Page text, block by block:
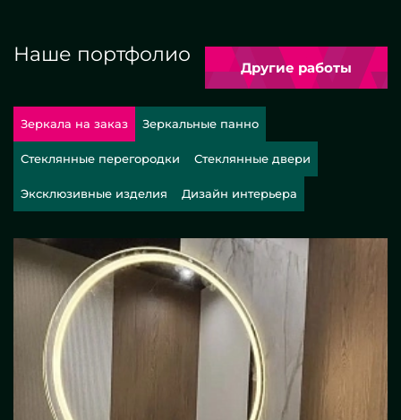
Наше портфолио
Другие работы
Зеркала на заказ Зеркальные панно
Стеклянные перегородки Стеклянные двери
Эксклюзивные изделия Дизайн интерьера